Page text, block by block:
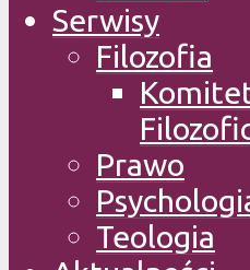
Serwisy
Filozofia
Prawo
Teologia